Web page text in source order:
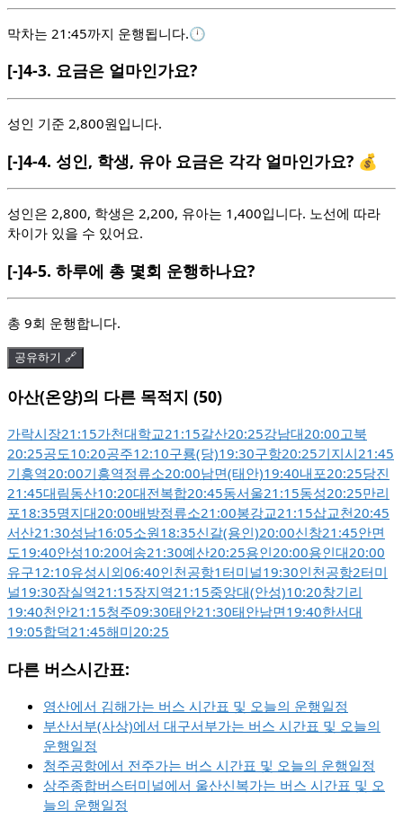
막차는 21:45까지 운행됩니다.🕛
[-]4-3. 요금은 얼마인가요?
성인 기준 2,800원입니다.
[-]4-4. 성인, 학생, 유아 요금은 각각 얼마인가요? 💰
성인은 2,800, 학생은 2,200, 유아는 1,400입니다. 노선에 따라
차이가 있을 수 있어요.
[-]4-5. 하루에 총 몇회 운행하나요?
총 9회 운행합니다.
공유하기 🔗
아산(온양)의 다른 목적지 (50)
가락시장21:15가천대학교21:15갈산20:25강남대20:00고북
20:25공도10:20공주12:10구룡(당)19:30구항20:25기지시21:45
기흥역20:00기흥역정류소20:00남면(태안)19:40내포20:25당진
21:45대림동산10:20대전복합20:45동서울21:15동성20:25만리
포18:35명지대20:00배방정류소21:00봉강교21:15삽교천20:45
서산21:30성남16:05소원18:35신갈(용인)20:00신창21:45안면
도19:40안성10:20어송21:30예산20:25용인20:00용인대20:00
유구12:10유성시외06:40인천공항1터미널19:30인천공항2터미
널19:30잠실역21:15장지역21:15중앙대(안성)10:20창기리
19:40천안21:15청주09:30태안21:30태안남면19:40한서대
19:05합덕21:45해미20:25
다른 버스시간표:
영산에서 김해가는 버스 시간표 및 오늘의 운행일정
부산서부(사상)에서 대구서부가는 버스 시간표 및 오늘의
운행일정
청주공항에서 전주가는 버스 시간표 및 오늘의 운행일정
상주종합버스터미널에서 울산신복가는 버스 시간표 및 오
늘의 운행일정